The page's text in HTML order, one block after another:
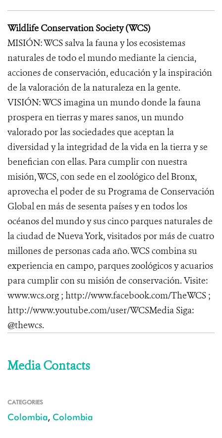
Wildlife Conservation Society (WCS)
MISIÓN: WCS salva la fauna y los ecosistemas
naturales de todo el mundo mediante la ciencia,
acciones de conservación, educación y la inspiración
de la valoración de la naturaleza en la gente.
VISIÓN: WCS imagina un mundo donde la fauna
prospera en tierras y mares sanos, un mundo
valorado por las sociedades que aceptan la
diversidad y la integridad de la vida en la tierra y se
benefician con ellas. Para cumplir con nuestra
misión, WCS, con sede en el zoológico del Bronx,
aprovecha el poder de su Programa de Conservación
Global en más de sesenta países y en todos los
océanos del mundo y sus cinco parques naturales de
la ciudad de Nueva York, visitados por más de cuatro
millones de personas cada año. WCS combina su
experiencia en campo, parques zoológicos y acuarios
para cumplir con su misión de conservación. Visite:
www.wcs.org ; http://www.facebook.com/TheWCS ;
http://www.youtube.com/user/WCSMedia Siga:
@thewcs.
Media Contacts
CATEGORIES
Colombia, Colombia